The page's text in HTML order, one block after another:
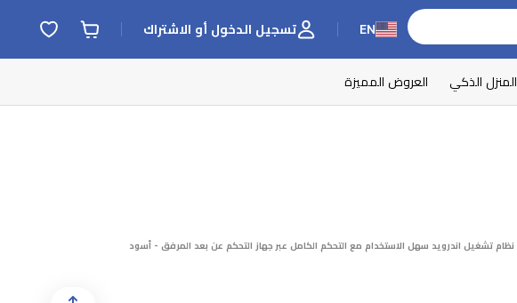
EN تسجيل الدخول أو الاشتراك
المنزل الذكي العروض المميزة